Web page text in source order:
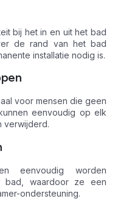
bij het in en uit het bad
de rand van het bad
installatie nodig is.
voor mensen die geen
eenvoudig op elk
verwijderd.
eenvoudig worden
bad, waardoor ze een
ondersteuning.